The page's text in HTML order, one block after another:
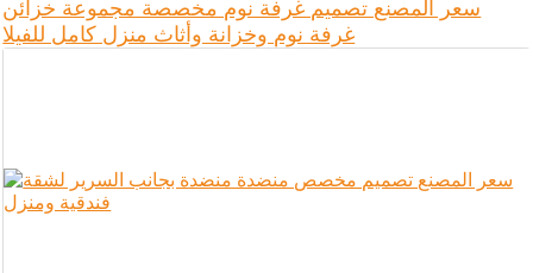
سعر المصنع تصميم غرفة نوم مخصصة مجموعة خزائن
غرفة نوم وخزانة وأثاث منزل كامل للفيلا